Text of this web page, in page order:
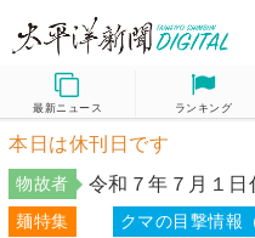
最新ニュース ランキング
本日は休刊日です
物故者 令和７年７月１
麺特集 クマの目撃情報